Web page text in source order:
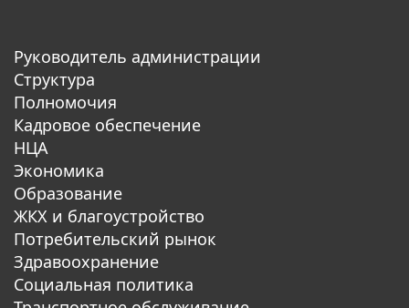
Руководитель администрации
Структура
Полномочия
Кадровое обеспечение
НЦА
Экономика
Образование
ЖКХ и благоустройство
Потребительский рынок
Здравоохранение
Социальная политика